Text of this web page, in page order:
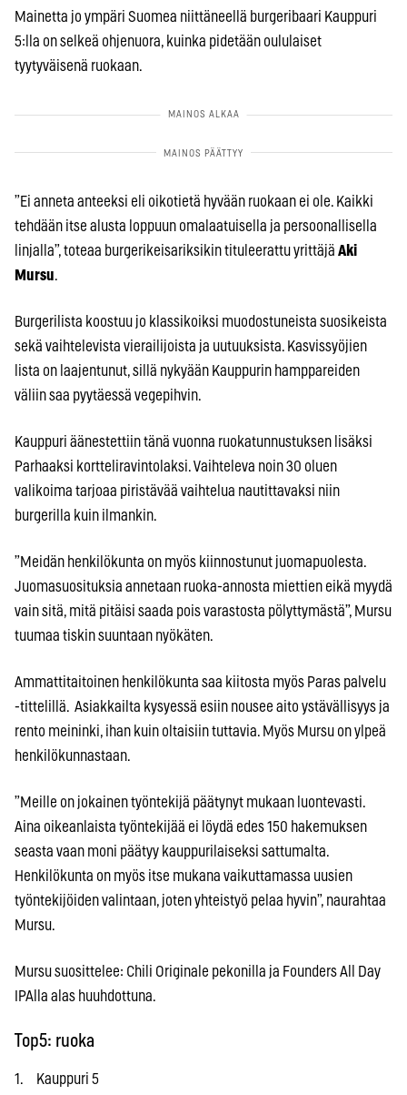
Mainetta jo ympäri Suomea niittäneellä burgeribaari Kauppuri
5:lla on selkeä ohjenuora, kuinka pidetään oululaiset
tyytyväisenä ruokaan.
”Ei anneta anteeksi eli oikotietä hyvään ruokaan ei ole. Kaikki
tehdään itse alusta loppuun omalaatuisella ja persoonallisella
linjalla”, toteaa burgerikeisariksikin tituleerattu yrittäjä Aki
Mursu.
Burgerilista koostuu jo klassikoiksi muodostuneista suosikeista
sekä vaihtelevista vierailijoista ja uutuuksista. Kasvissyöjien
lista on laajentunut, sillä nykyään Kauppurin hamppareiden
väliin saa pyytäessä vegepihvin.
Kauppuri äänestettiin tänä vuonna ruokatunnustuksen lisäksi
Parhaaksi kortteliravintolaksi. Vaihteleva noin 30 oluen
valikoima tarjoaa piristävää vaihtelua nautittavaksi niin
burgerilla kuin ilmankin.
”Meidän henkilökunta on myös kiinnostunut juomapuolesta.
Juomasuosituksia annetaan ruoka-annosta miettien eikä myydä
vain sitä, mitä pitäisi saada pois varastosta pölyttymästä”, Mursu
tuumaa tiskin suuntaan nyökäten.
Ammattitaitoinen henkilökunta saa kiitosta myös Paras palvelu
-tittelillä. Asiakkailta kysyessä esiin nousee aito ystävällisyys ja
rento meininki, ihan kuin oltaisiin tuttavia. Myös Mursu on ylpeä
henkilökunnastaan.
”Meille on jokainen työntekijä päätynyt mukaan luontevasti.
Aina oikeanlaista työntekijää ei löydä edes 150 hakemuksen
seasta vaan moni päätyy kauppurilaiseksi sattumalta.
Henkilökunta on myös itse mukana vaikuttamassa uusien
työntekijöiden valintaan, joten yhteistyö pelaa hyvin”, naurahtaa
Mursu.
Mursu suosittelee: Chili Originale pekonilla ja Founders All Day
IPAlla alas huuhdottuna.
Top5: ruoka
1. Kauppuri 5